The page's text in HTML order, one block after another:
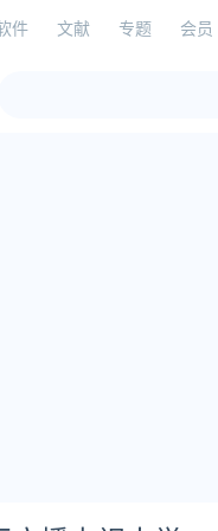
件 文献 专题 会员